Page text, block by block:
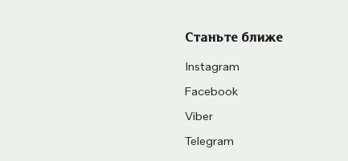
Станьте ближе
Instagram
Facebook
Viber
Telegram